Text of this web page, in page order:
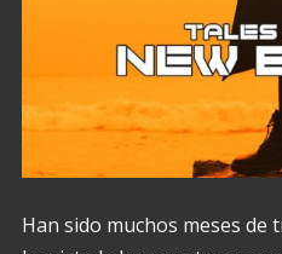
Han sido muchos meses